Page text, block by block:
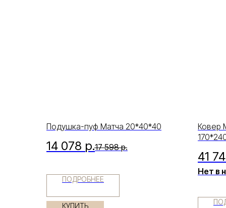
Подушка-пуф Матча 20*40*40
14 078 р.17 598 р.
ПОДРОБНЕЕ
КУПИТЬ
Ковер
41
Нет в